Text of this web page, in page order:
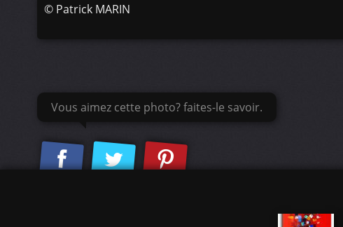
© Patrick MARIN
Vous aimez cette photo? faites-le savoir.